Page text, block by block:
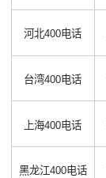
河北400电话
台湾400电话
上海400电话
黑龙江400电话